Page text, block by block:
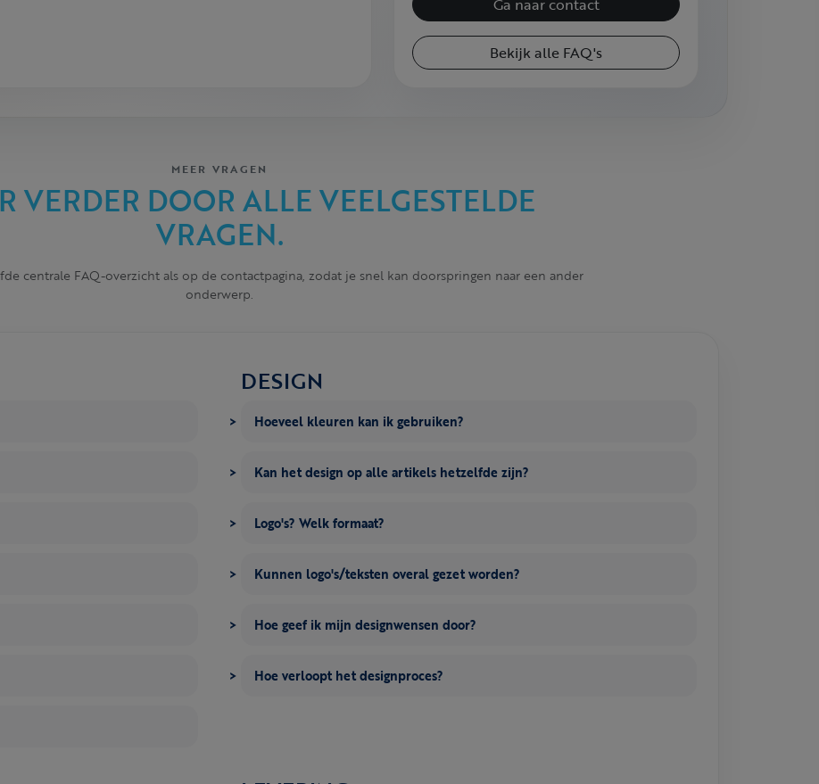
Ga naar contact
Bekijk alle FAQ's
MEER VRAGEN
VERDER DOOR ALLE VEELGESTELDE
VRAGEN.
centrale FAQ-overzicht als op de contactpagina, zodat je snel kan doorspringen naar een ander
onderwerp.
DESIGN
Hoeveel kleuren kan ik gebruiken?
Kan het design op alle artikels hetzelfde zijn?
Logo's? Welk formaat?
Kunnen logo's/teksten overal gezet worden?
Hoe geef ik mijn designwensen door?
Hoe verloopt het designproces?